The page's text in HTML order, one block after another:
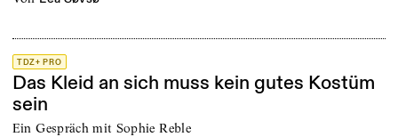
TDZ+ PRO
Das Kleid an sich muss kein gutes Kostüm
sein
Ein Gespräch mit Sophie Reble